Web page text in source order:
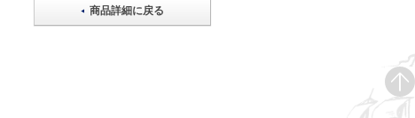
商品詳細に戻る